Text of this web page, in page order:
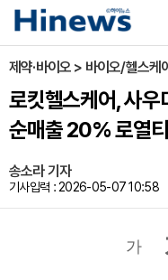
제약·바이오 > 바이오/헬스케
로킷헬스케어, 사우
순매출 20% 로열
송소라 기자
기사입력 : 2026-05-07 10:58
가